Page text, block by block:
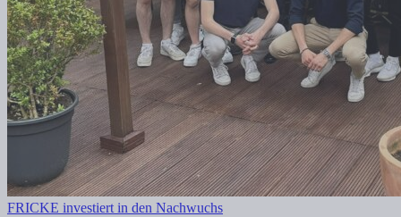
FRICKE investiert in den Nachwuchs